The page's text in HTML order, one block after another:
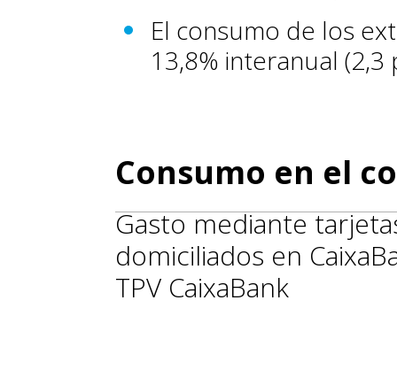
El consumo de los
13,8% interanual
Consumo en el
Gasto mediante
domiciliados en
TPV CaixaBank